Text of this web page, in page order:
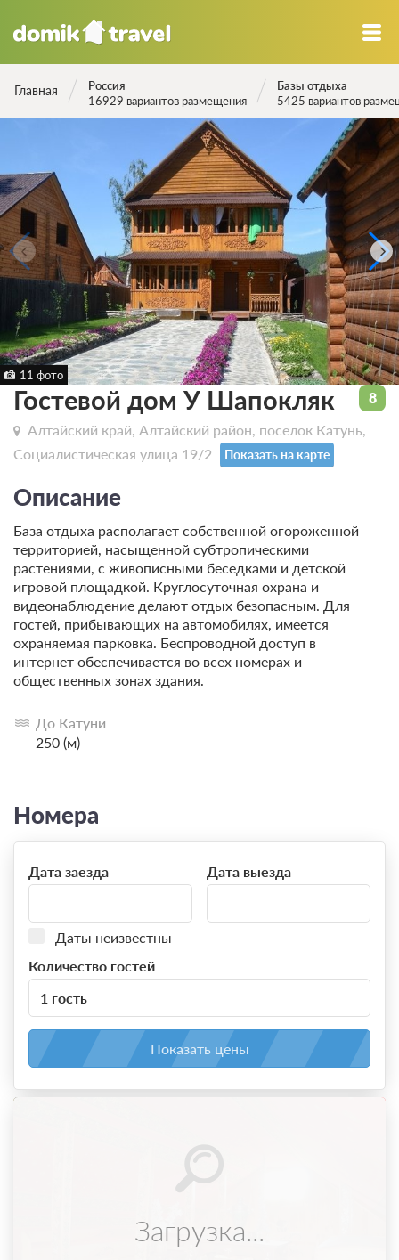
Главная
Россия
16929 вариантов размещения
Базы отдыха
5425 вариантов
11 фото
Гостевой дом У Шапокляк
Алтайский край, Алтайский район, поселок Катунь,
Социалистическая улица 19/2
Показать на карте
8
Описание
База отдыха располагает собственной огороженной
территорией, насыщенной субтропическими
растениями, с живописными беседками и детской
игровой площадкой. Круглосуточная охрана и
видеонаблюдение делают отдых безопасным. Для
гостей, прибывающих на автомобилях, имеется
охраняемая парковка. Беспроводной доступ в
интернет обеспечивается во всех номерах и
общественных зонах здания.
До Катуни
250 (м)
Номера
Дата заезда Дата выезда
Даты неизвестны
Количество гостей
1 гость
Показать цены